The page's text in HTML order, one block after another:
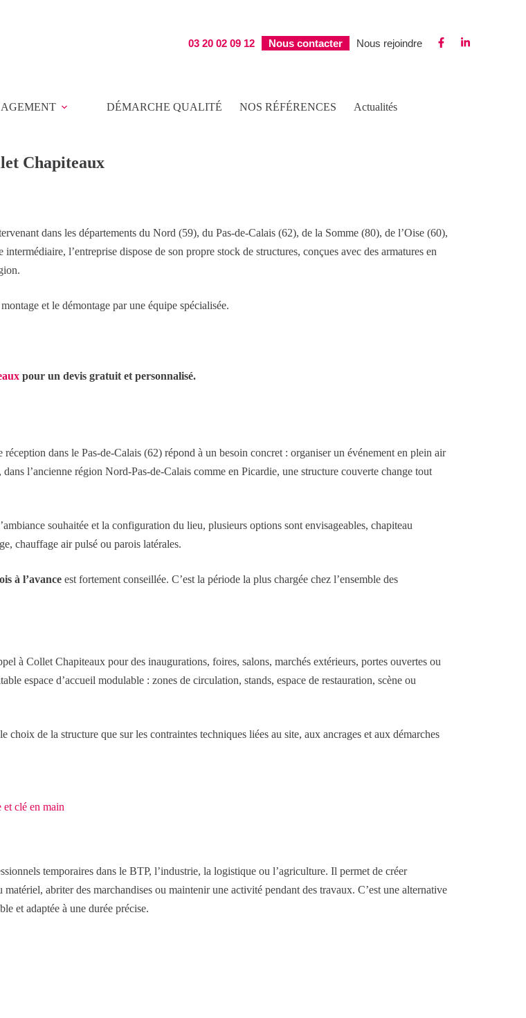
03 20 02 09 12
Nous contacter Nous rejoindre
DÉMARCHE QUALITÉ NOS RÉFÉRENCES Actualités
Chapiteaux
dans les départements du Nord (59), du Pas-de-Calais (62), de la Somme (80), de l’Oise (60),
l’entreprise dispose de son propre stock de structures, conçues avec des armatures en
et le démontage par une équipe spécialisée.
pour un devis gratuit et personnalisé.
dans le Pas-de-Calais (62) répond à un besoin concret : organiser un événement en plein air
l’ancienne région Nord-Pas-de-Calais comme en Picardie, une structure couverte change tout
souhaitée et la configuration du lieu, plusieurs options sont envisageables, chapiteau
chauffage air pulsé ou parois latérales.
à l’avance est fortement conseillée. C’est la période la plus chargée chez l’ensemble des
à Collet Chapiteaux pour des inaugurations, foires, salons, marchés extérieurs, portes ouvertes ou
espace d’accueil modulable : zones de circulation, stands, espace de restauration, scène ou
de la structure que sur les contraintes techniques liées au site, aux ancrages et aux démarches
et clé en main
temporaires dans le BTP, l’industrie, la logistique ou l’agriculture. Il permet de créer
matériel, abriter des marchandises ou maintenir une activité pendant des travaux. C’est une alternative
et adaptée à une durée précise.